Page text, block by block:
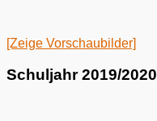
[Zeige Vorschaubilder]
Schuljahr 2019/2020